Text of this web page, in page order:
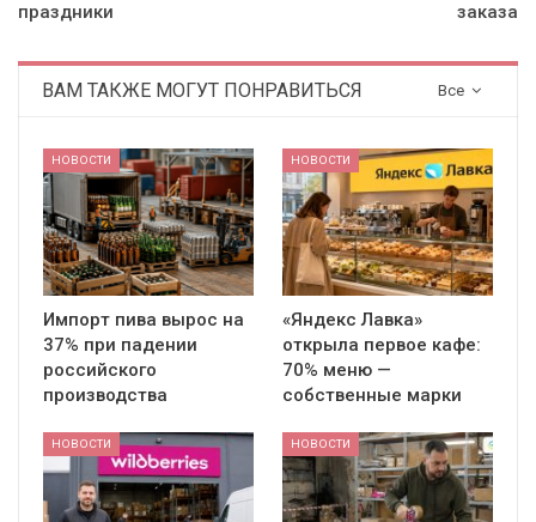
праздники
заказа
Все
ВАМ ТАКЖЕ МОГУТ ПОНРАВИТЬСЯ
НОВОСТИ
Импорт пива вырос на
37% при падении
российского
производства
НОВОСТИ
«Яндекс Лавка»
открыла первое кафе:
70% меню —
собственные марки
НОВОСТИ НОВОСТИ